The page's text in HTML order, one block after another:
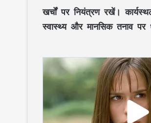
खर्चों पर नियंत्रण रखें।
स्वास्थ्य और मानसिक तनाव पर